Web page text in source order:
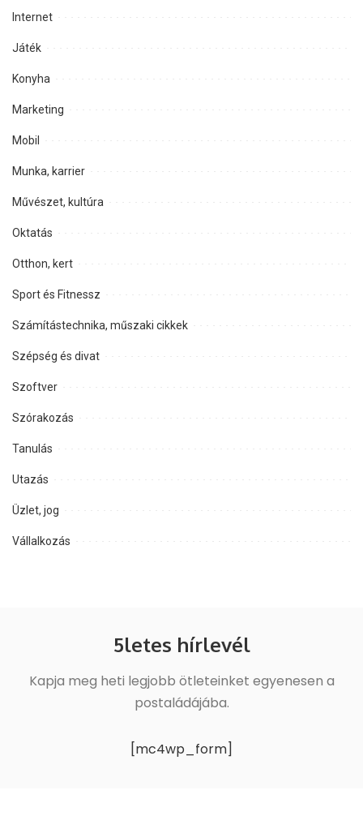
Internet
Játék
Konyha
Marketing
Mobil
Munka, karrier
Művészet, kultúra
Oktatás
Otthon, kert
Sport és Fitnessz
Számítástechnika, műszaki cikkek
Szépség és divat
Szoftver
Szórakozás
Tanulás
Utazás
Üzlet, jog
Vállalkozás
5letes hírlevél
Kapja meg heti legjobb ötleteinket egyenesen a
postaládájába.
[mc4wp_form]